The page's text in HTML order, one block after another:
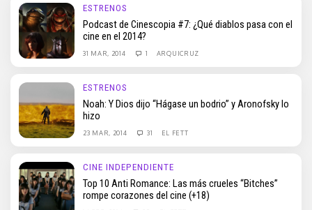
ESTRENOS
Podcast de Cinescopia #7: ¿Qué diablos pasa con el
cine en el 2014?
31 MAR, 2014 1 ARQUICRUZ
ESTRENOS
Noah: Y Dios dijo “Hágase un bodrio” y Aronofsky lo
hizo
23 MAR, 2014 31 EL FETT
CINE INDEPENDIENTE
Top 10 Anti Romance: Las más crueles “Bitches”
rompe corazones del cine (+18)